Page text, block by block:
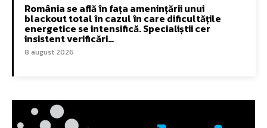
România se află în fața amenințării unui
blackout total în cazul în care dificultățile
energetice se intensifică. Specialiștii cer
insistent verificări…
8 august 2026